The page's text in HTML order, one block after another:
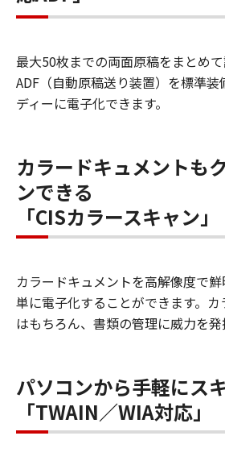
最大50枚までの両面原稿をまとめ
ADF（自動原稿送り装置）を標準
ディーに電子化できます。
カラードキュメントも
ンできる
「CISカラースキャン」
カラードキュメントを高解像度で
単に電子化することができます。
はもちろん、書類の管理に威力を発
パソコンから手軽にス
「TWAIN／WIA対応」